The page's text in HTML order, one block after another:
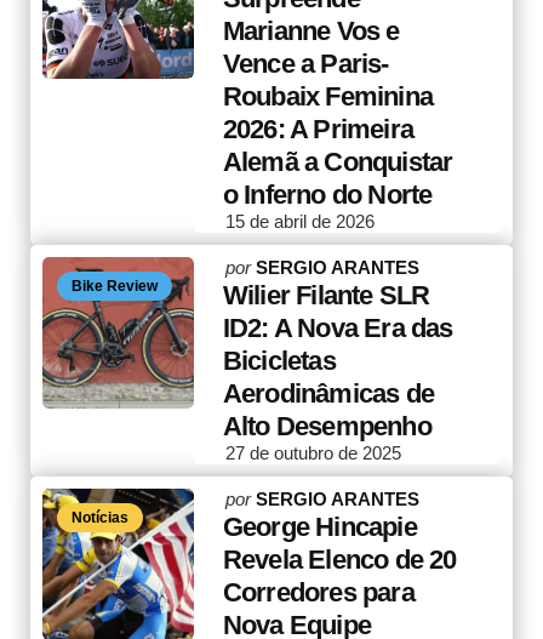
Marianne Vos e
Vence a Paris-
Roubaix Feminina
2026: A Primeira
Alemã a Conquistar
o Inferno do Norte
15 de abril de 2026
Bike Review
Posted
by
porSERGIO ARANTES
Wilier Filante SLR
ID2: A Nova Era das
Bicicletas
Aerodinâmicas de
Alto Desempenho
27 de outubro de 2025
Notícias
Posted
by
porSERGIO ARANTES
George Hincapie
Revela Elenco de 20
Corredores para
Nova Equipe